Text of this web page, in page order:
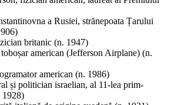
a Rusiei, strănepoata Țarului
britanic (n. 1947)
american (Jefferson Airplane) (n.
american (n. 1986)
și politician israelian, al 11-lea prim-
1928)